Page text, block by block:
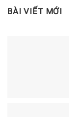
BÀI VIẾT MỚI